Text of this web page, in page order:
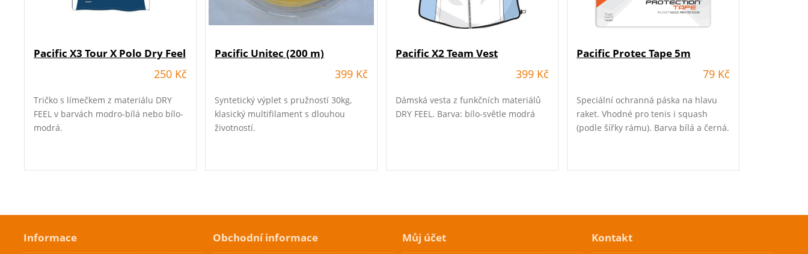
Pacific X3 Tour X Polo Dry Feel
250 Kč
Tričko s límečkem z materiálu DRY
FEEL v barvách modro-bílá nebo bílo-
modrá.
Pacific Unitec (200 m)
399 Kč
Syntetický výplet s pružností 30kg,
klasický multifilament s dlouhou
životností.
Pacific X2 Team Vest
399 Kč
Dámská vesta z funkčních materiálů
DRY FEEL. Barva: bílo-světle modrá
Pacific Protec Tape 5m
79 Kč
Speciální ochranná páska na hlavu
raket. Vhodné pro tenis i squash
(podle šířky rámu). Barva bílá a černá.
Skladem Skladem
Informace Obchodní informace Můj účet Kontakt